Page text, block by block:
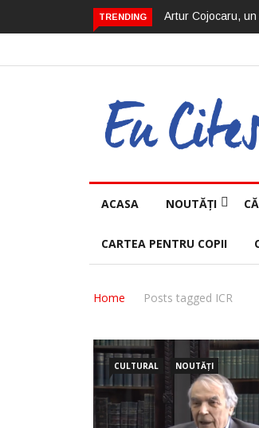
TRENDING Artur Cojocaru,
ACASA NOUTĂȚI
CARTEA PENTRU COPII
Home Posts tagged ICR
CULTURAL NOUTĂȚI